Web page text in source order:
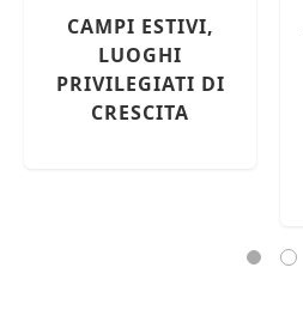
CAMPI ESTIVI,
LUOGHI
PRIVILEGIATI DI
CRESCITA